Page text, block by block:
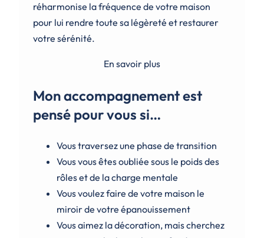
réharmonise la fréquence de votre maison
pour lui rendre toute sa légèreté et restaurer
votre sérénité.
En savoir plus
Mon accompagnement est
pensé pour vous si…
Vous traversez une phase de transition
Vous vous êtes oubliée sous le poids des
rôles et de la charge mentale
Vous voulez faire de votre maison le
miroir de votre épanouissement
Vous aimez la décoration, mais cherchez